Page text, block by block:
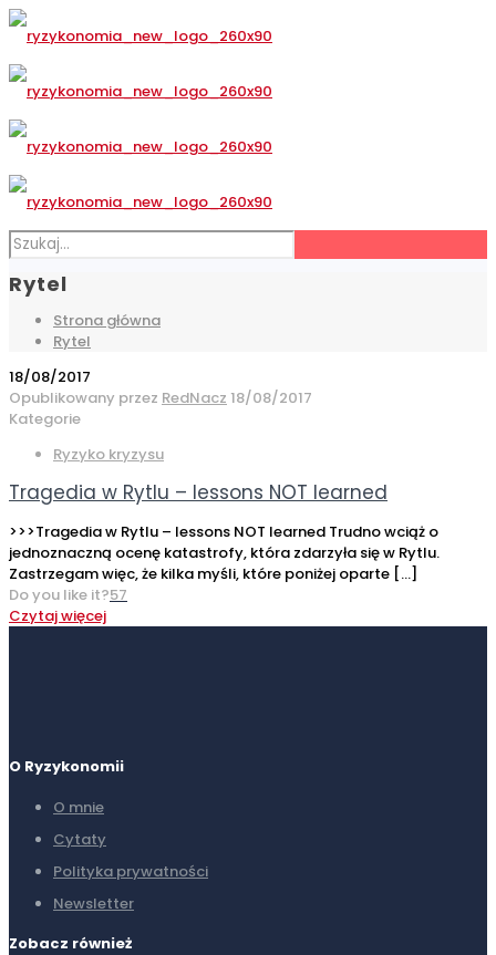
Rytel
Strona główna
Rytel
18/08/2017
Opublikowany przez RedNacz 18/08/2017
Kategorie
Ryzyko kryzysu
Tragedia w Rytlu – lessons NOT learned
>>>Tragedia w Rytlu – lessons NOT learned Trudno wciąż o
jednoznaczną ocenę katastrofy, która zdarzyła się w Rytlu.
Zastrzegam więc, że kilka myśli, które poniżej oparte […]
Do you like it?57
Czytaj więcej
O Ryzykonomii
O mnie
Cytaty
Polityka prywatności
Newsletter
Zobacz również